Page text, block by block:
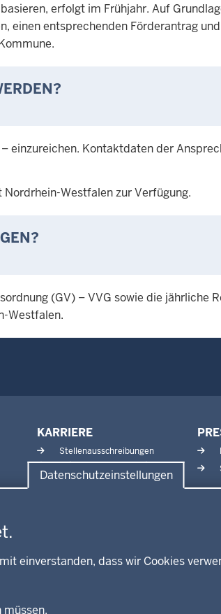
Datenschutzeinstellungen
einverstanden, dass wir Cookies
müssen.
erfolgt im Frühjahr. Auf
einen entsprechenden Förderantrag
einzureichen. Kontaktdaten der
Westfalen zur Verfügung.
(GV) – VVG sowie die jährliche
Westfalen.
KARRIERE
Stellenausschreibungen
Aktuelle Ausbildungsstellen
und Praktika